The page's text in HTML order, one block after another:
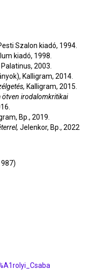
Szalon kiadó, 1994.
kiadó, 1998.
2003.
Kalligram, 2014.
Kalligram, 2015.
ötven irodalomkritikai
Bp., 2019.
Jelenkor, Bp., 2022